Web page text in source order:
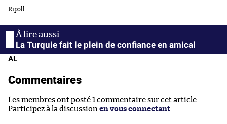
Ripoll.
La Turquie fait le plein de confiance en amical
AL
Commentaires
Les membres ont posté 1 commentaire sur cet article.
Participez à la discussion en vous connectant